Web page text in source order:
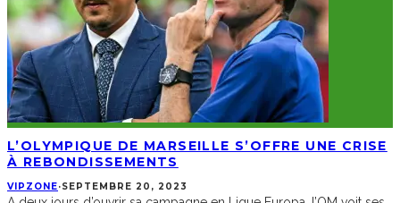
L’OLYMPIQUE DE MARSEILLE S’OFFRE UNE CRISE
À REBONDISSEMENTS
VIPZONE·SEPTEMBRE 20, 2023